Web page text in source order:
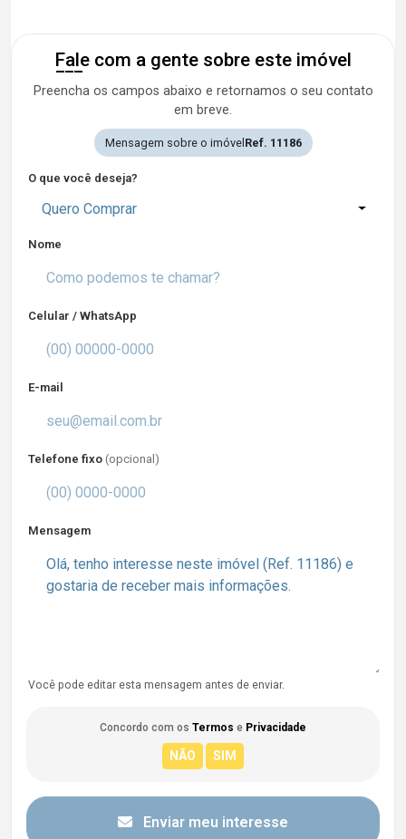
Fale com a gente sobre este imóvel
Preencha os campos abaixo e retornamos o seu contato
em breve.
Mensagem sobre o imóvelRef. 11186
O que você deseja?
Quero Comprar
Nome
Celular / WhatsApp
E-mail
Telefone fixo (opcional)
Mensagem
Você pode editar esta mensagem antes de enviar.
Concordo com os Termos e Privacidade
Enviar meu interesse